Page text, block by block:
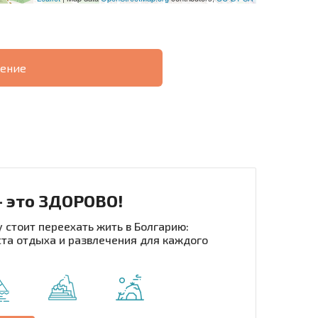
| Нажимая кнопку, вы разрешаете
Отправить сообщение
это ЗДОРОВО!
переехать жить в Болгарию:
отдыха и развлечения для каждого